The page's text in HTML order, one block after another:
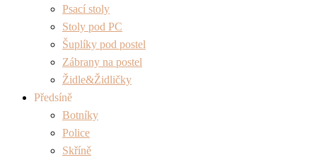
Psací stoly
Stoly pod PC
Šuplíky pod postel
Zábrany na postel
Židle&Židličky
Předsíně
Botníky
Police
Skříně